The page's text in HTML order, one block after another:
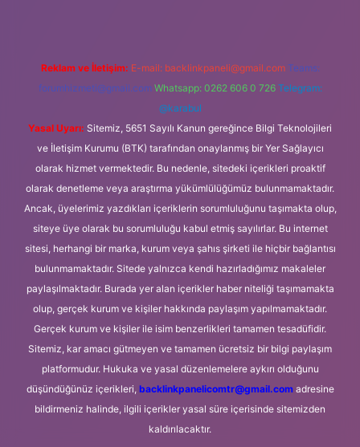
Reklam ve İletişim: E-mail: backlinkpaneli@gmail.com Teams:
forumhizmeti@gmail.com Whatsapp: 0262 606 0 726 Telegram:
@karabul
Yasal Uyarı: Sitemiz, 5651 Sayılı Kanun gereğince Bilgi Teknolojileri
ve İletişim Kurumu (BTK) tarafından onaylanmış bir Yer Sağlayıcı
olarak hizmet vermektedir. Bu nedenle, sitedeki içerikleri proaktif
olarak denetleme veya araştırma yükümlülüğümüz bulunmamaktadır.
Ancak, üyelerimiz yazdıkları içeriklerin sorumluluğunu taşımakta olup,
siteye üye olarak bu sorumluluğu kabul etmiş sayılırlar. Bu internet
sitesi, herhangi bir marka, kurum veya şahıs şirketi ile hiçbir bağlantısı
bulunmamaktadır. Sitede yalnızca kendi hazırladığımız makaleler
paylaşılmaktadır. Burada yer alan içerikler haber niteliği taşımamakta
olup, gerçek kurum ve kişiler hakkında paylaşım yapılmamaktadır.
Gerçek kurum ve kişiler ile isim benzerlikleri tamamen tesadüfidir.
Sitemiz, kar amacı gütmeyen ve tamamen ücretsiz bir bilgi paylaşım
platformudur. Hukuka ve yasal düzenlemelere aykırı olduğunu
düşündüğünüz içerikleri, backlinkpanelicomtr@gmail.comadresine
bildirmeniz halinde, ilgili içerikler yasal süre içerisinde sitemizden
kaldırılacaktır.